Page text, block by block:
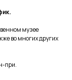
музее
во многих других
при.